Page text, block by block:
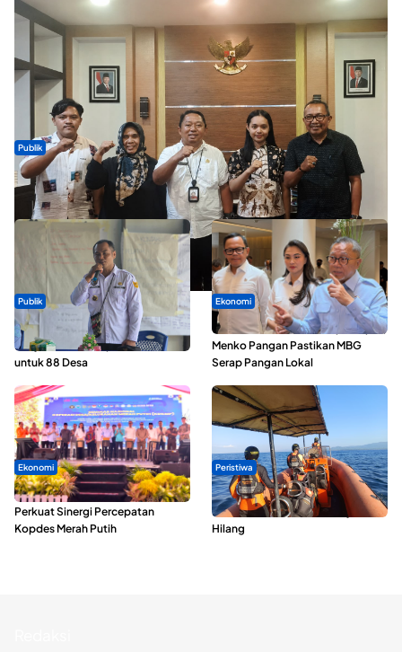
Publik
Dua Talenta Muda Ternate Wakili Maluku Utara di Gita Bahana
Nusantara 2026
Publik
ABDESI Morotai Apresiasi
Penyaluran ADD Rp3,13 Miliar
untuk 88 Desa
Ekonomi
SPPG di Maluku Utara Dipercepat,
Menko Pangan Pastikan MBG
Serap Pangan Lokal
Ekonomi
Seminar di Ternate, Mendes
Perkuat Sinergi Percepatan
Kopdes Merah Putih
Peristiwa
Dua Longboat Bertabrakan di
Perairan Taliabu, Satu Nelayan
Hilang